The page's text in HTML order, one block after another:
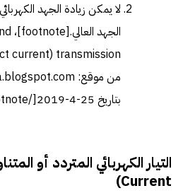
الجهد العالي.[footnote]،
current) transmission
بتاريخ 25-4-2019[/footnote]
Current)